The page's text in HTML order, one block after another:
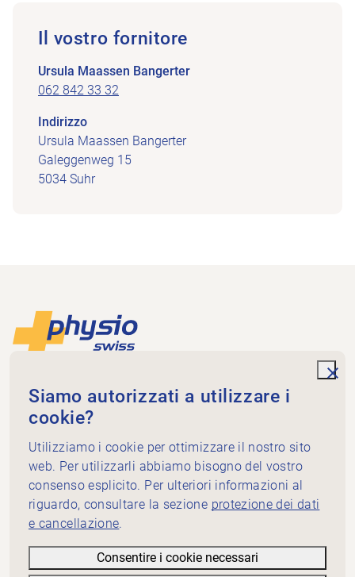
Il vostro fornitore
Ursula Maassen Bangerter
062 842 33 32
Indirizzo
Ursula Maassen Bangerter
Galeggenweg 15
5034 Suhr
Piè di pagina
Physioswiss
Dammweg 3
3013 Bern
+41 58 255 36 00
info@physioswiss.ch
Media sociali
Informazioni importanti
Conoscenze
Servizi
Physioswiss: chi siamo
Siamo autorizzati a utilizzare i
cookie?
Utilizziamo i cookie per ottimizzare il nostro sito
web. Per utilizzarli abbiamo bisogno del vostro
consenso esplicito. Per ulteriori informazioni al
riguardo, consultare la sezione protezione dei dati
e cancellazione.
Consentire i cookie necessari